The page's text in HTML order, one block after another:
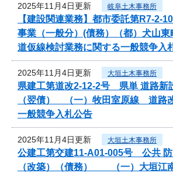
2025年11月4日更新 岐阜土木事務所
【建設関連業務】都市委託第R7-
事業（一般分）(債務）（都）犬山
道仮線検討業務に関する一般競争入
2025年11月4日更新 大垣土木事務所
県建工第道改2-12-2号 県単 道路新
（翌債） （一）牧田室原線 道路
一般競争入札公告
2025年11月4日更新 大垣土木事務所
公建工第交建11-A01-005号 公共
（改築）（債務） （一）大垣江